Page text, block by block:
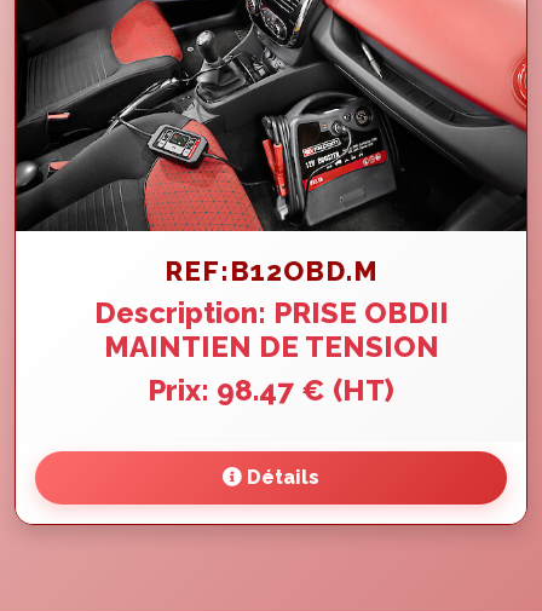
REF:B12OBD.M
Description: PRISE OBDII
MAINTIEN DE TENSION
Prix: 98.47 € (HT)
Détails